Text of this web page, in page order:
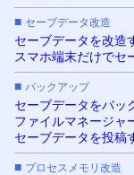
■ セーブデータ改造
セーブデータを改造
スマホ端末だけでセ
■ バックアップ
セーブデータをバッ
ファイルマネージャ
セーブデータを投稿
■ プロセスメモリ改造